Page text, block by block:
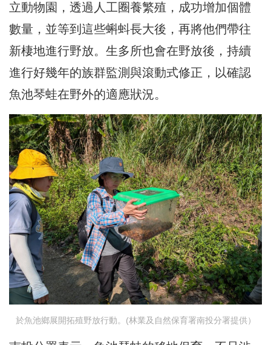
立動物園，透過人工圈養繁殖，成功增加個體
數量，並等到這些蝌蚪長大後，再將他們帶往
新棲地進行野放。生多所也會在野放後，持續
進行好幾年的族群監測與滾動式修正，以確認
魚池琴蛙在野外的適應狀況。
於魚池鄉展開拓殖野放行動。(林業及自然保育署南投分署提供）